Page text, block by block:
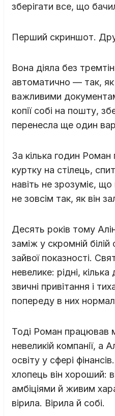
зберігати все, що
Перший скриншот.
Вона діяла без
автоматично — так,
важливими
копії собі на пошту,
перенесла ще один
За кілька годин
куртку на стілець,
навіть не зрозуміє,
не зовсім так, як він
Десять років тому
заміж у скромній білій
зайвої показності.
невелике: рідні,
звичні привітання і
попереду в них
Тоді Роман працював
невеликій компанії, а
освіту у сфері
хлопець він хороший:
амбіціями й живим
вірила. Вірила й собі.